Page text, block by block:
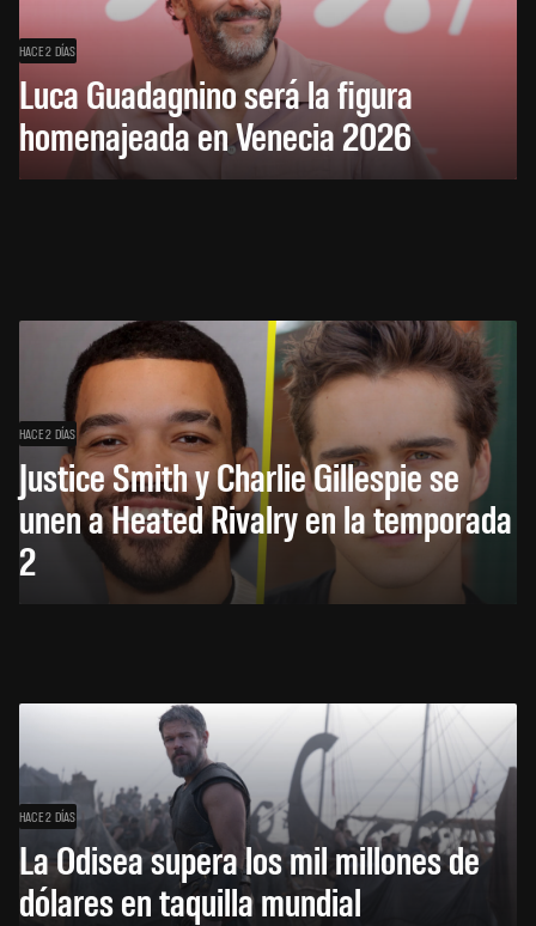
HACE 2 DÍAS
Luca Guadagnino será la figura
homenajeada en Venecia 2026
HACE 2 DÍAS
Justice Smith y Charlie Gillespie se
unen a Heated Rivalry en la temporada
2
HACE 2 DÍAS
La Odisea supera los mil millones de
dólares en taquilla mundial